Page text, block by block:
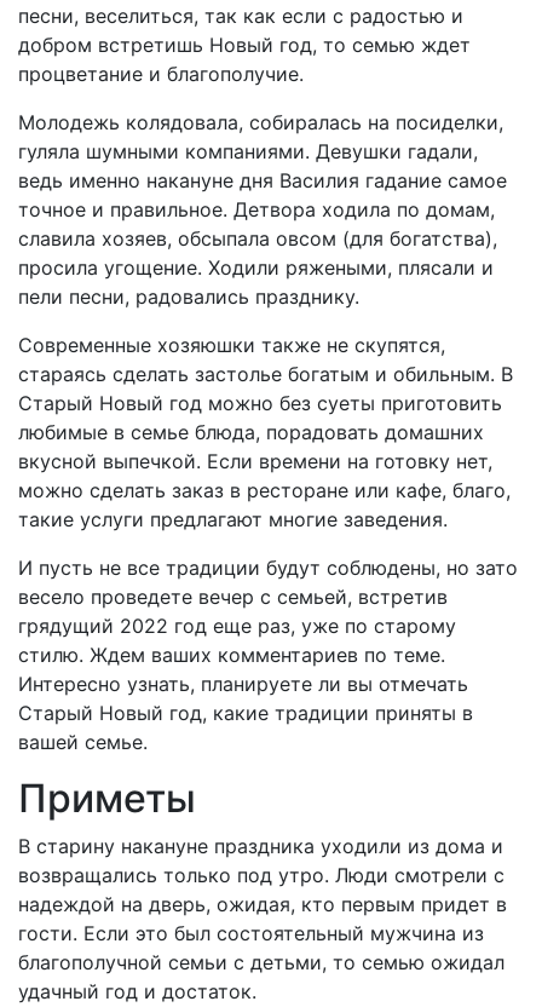
песни, веселиться, так как если с радостью и
добром встретишь Новый год, то семью ждет
процветание и благополучие.
Молодежь колядовала, собиралась на посиделки,
гуляла шумными компаниями. Девушки гадали,
ведь именно накануне дня Василия гадание самое
точное и правильное. Детвора ходила по домам,
славила хозяев, обсыпала овсом (для богатства),
просила угощение. Ходили ряжеными, плясали и
пели песни, радовались празднику.
Современные хозяюшки также не скупятся,
стараясь сделать застолье богатым и обильным. В
Старый Новый год можно без суеты приготовить
любимые в семье блюда, порадовать домашних
вкусной выпечкой. Если времени на готовку нет,
можно сделать заказ в ресторане или кафе, благо,
такие услуги предлагают многие заведения.
И пусть не все традиции будут соблюдены, но зато
весело проведете вечер с семьей, встретив
грядущий 2022 год еще раз, уже по старому
стилю. Ждем ваших комментариев по теме.
Интересно узнать, планируете ли вы отмечать
Старый Новый год, какие традиции приняты в
вашей семье.
Приметы
В старину накануне праздника уходили из дома и
возвращались только под утро. Люди смотрели с
надеждой на дверь, ожидая, кто первым придет в
гости. Если это был состоятельный мужчина из
благополучной семьи с детьми, то семью ожидал
удачный год и достаток.